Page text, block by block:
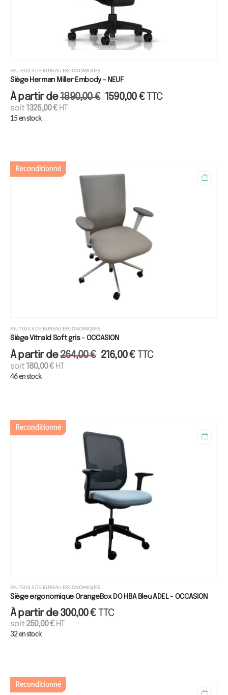
FAUTEUILS DE BUREAU ERGONOMIQUES
Siège Herman Miller Embody - NEUF
À partir de1890,00€ 1590,00€ TTC
soit1325,00€HT
15 en stock
Reconditionné
FAUTEUILS DE BUREAU ERGONOMIQUES
Siège Vitra Id Soft gris - OCCASION
À partir de264,00€ 216,00€ TTC
soit180,00€HT
46 en stock
Reconditionné
FAUTEUILS DE BUREAU ERGONOMIQUES
Siège ergonomique OrangeBox DO HBA Bleu ADEL - OCCASION
À partir de300,00€ TTC
soit250,00€HT
32 en stock
Reconditionné